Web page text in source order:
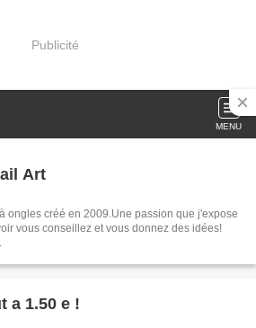
Publicité
MENU
Art
ongles créé en 2009.Une passion que j'expose
vous conseillez et vous donnez des idées!
a 1.50 e !